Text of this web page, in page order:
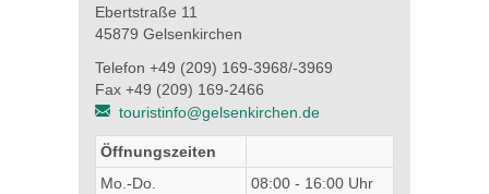
Ebertstraße 11
45879 Gelsenkirchen
Telefon +49 (209) 169-3968/-3969
Fax +49 (209) 169-2466
touristinfo@gelsenkirchen.de
Öffnungszeiten
Mo.-Do.
08:00 - 16:00 Uhr